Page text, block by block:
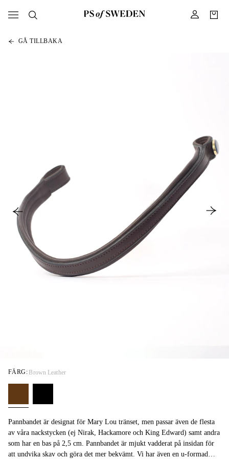
GÅ TILLBAKA
Pannbandet är designat för Mary Lou tränset, men passar även de flesta
av våra nackstycken (ej Nirak, Hackamore och King Edward) samt andra
som har en bas på 2,5 cm. Pannbandet är mjukt vadderat på insidan för
att undvika skav och göra det mer bekvämt. Vi har även en u-formad
FÄRG: Brown Leather